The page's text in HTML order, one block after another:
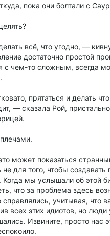
пока они болтали с
всё, что угодно, —
достаточно простой
с чем-то сложным, всегда
прятаться и делать
— сказала Рой,
может показаться
для того, чтобы
Когда мы услышали об этой
что за проблема здесь
справлялись, учитывая, что
всех этих идиотов, но
Извините, просто нас